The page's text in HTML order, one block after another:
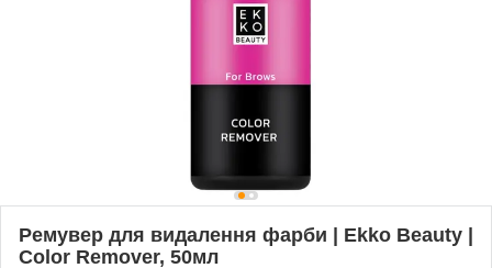
Ремувер для видалення фарби | Ekko Beauty |
Color Remover, 50мл